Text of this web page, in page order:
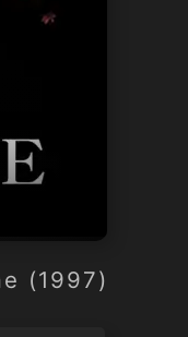
(1997)